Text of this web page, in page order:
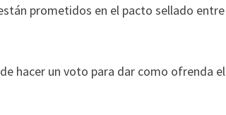
prometidos en el pacto sellado entre
hacer un voto para dar como ofrenda el